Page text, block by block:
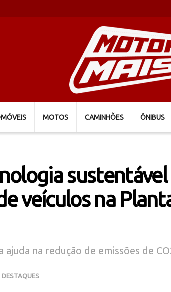
MOTOS CAMINHÕES ÔNIBUS
veículos na
na redução de emissões de
DESTAQUES